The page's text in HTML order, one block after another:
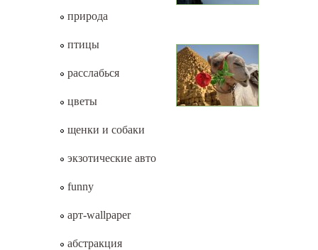
природа
птицы
расслабься
цветы
щенки и собаки
экзотические авто
funny
арт-wallpaper
абстракция